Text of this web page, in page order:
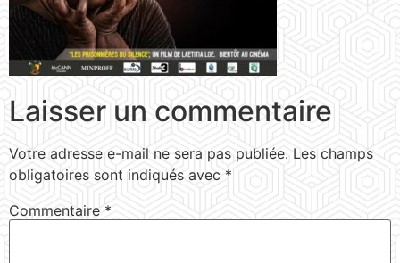
Laisser un commentaire
Votre adresse e-mail ne sera pas publiée. Les champs
obligatoires sont indiqués avec *
Commentaire *